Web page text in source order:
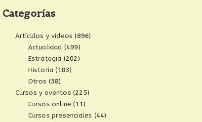
Categorías
Artículos y vídeos (896)
Actualidad (499)
Estrategia (202)
Historia (183)
Otros (38)
Cursos y eventos (225)
Cursos online (11)
Cursos presenciales (44)